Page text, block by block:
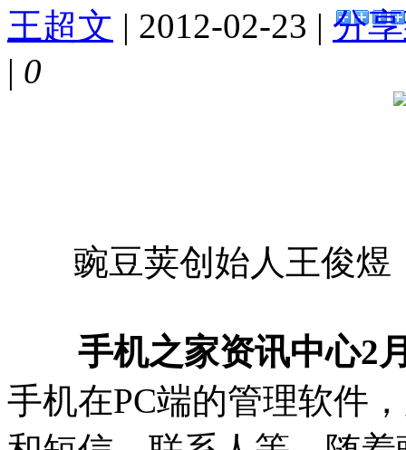
王超文 | 2012-02-23 | 分
| 0
豌豆荚创始人王俊
手机之家资讯中心2
手机在PC端的管理软件